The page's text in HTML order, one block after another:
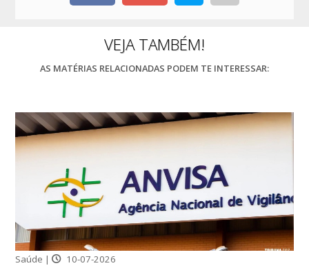
VEJA TAMBÉM!
AS MATÉRIAS RELACIONADAS PODEM TE INTERESSAR:
Saúde | 10-07-2026